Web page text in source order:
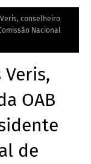
conselheiro
Nacional
Veris,
OAB
de